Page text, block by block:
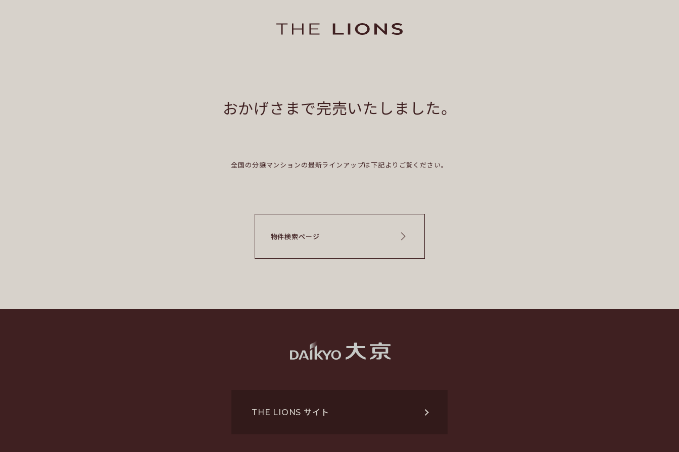
おかげさまで完売いたしました。
全国の分譲マンションの最新ラインアップは下記よりご覧ください。
物件検索ページ
THE LIONS サイト